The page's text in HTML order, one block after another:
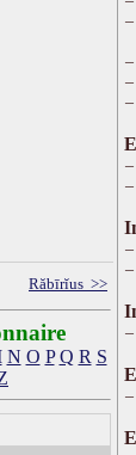
Răbīrĭus >>
N O P Q R S